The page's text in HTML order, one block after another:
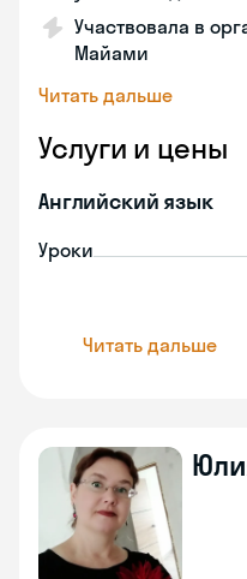
Участвовала в
Майами
Читать дальше
Услуги и цены
Английский язык
Уроки
Читать дальше